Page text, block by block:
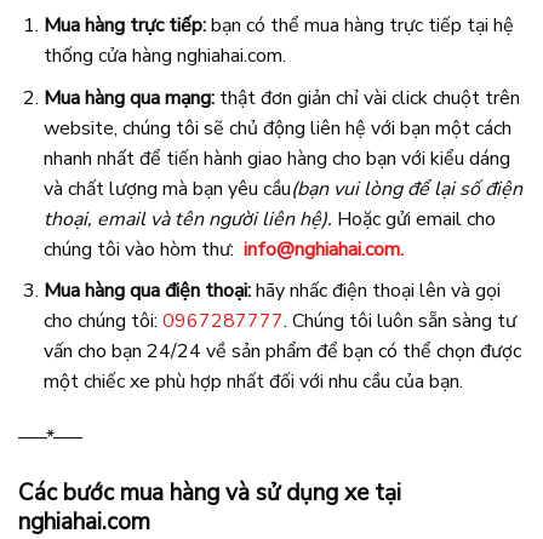
Mua hàng trực tiếp:bạn có thể mua hàng trực tiếp tại hệ
thống cửa hàng nghiahai.com.
Mua hàng qua mạng: thật đơn giản chỉ vài click chuột trên
website, chúng tôi sẽ chủ động liên hệ với bạn một cách
nhanh nhất để tiến hành giao hàng cho bạn với kiểu dáng
và chất lượng mà bạn yêu cầu(bạn vui lòng để lại số điện
thoại, email và tên người liên hệ). Hoặc gửi email cho
chúng tôi vào hòm thư: info@nghiahai.com.
Mua hàng qua điện thoại:hãy nhấc điện thoại lên và gọi
cho chúng tôi: 0967287777. Chúng tôi luôn sẵn sàng tư
vấn cho bạn 24/24 về sản phẩm để bạn có thể chọn được
một chiếc xe phù hợp nhất đối với nhu cầu của bạn.
—–*—–
Các bước mua hàng và sử dụng xe tại
nghiahai.com